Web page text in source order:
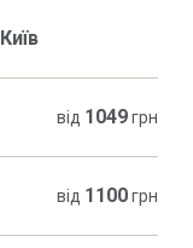
Київ
від 1049грн
від 1100грн